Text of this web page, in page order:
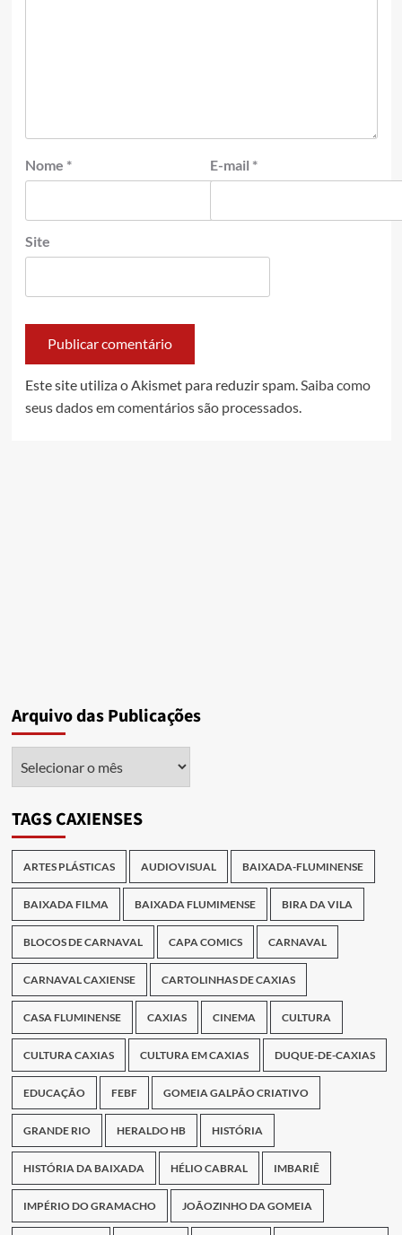
Nome * E-mail *
Site
Este site utiliza o Akismet para reduzir spam. Saiba como
seus dados em comentários são processados.
Arquivo das Publicações
TAGS CAXIENSES
ARTES PLÁSTICAS AUDIOVISUAL BAIXADA-FLUMINENSE
BAIXADA FILMA BAIXADA FLUMIMENSE BIRA DA VILA
BLOCOS DE CARNAVAL CAPA COMICS CARNAVAL
CARNAVAL CAXIENSE CARTOLINHAS DE CAXIAS
CASA FLUMINENSE CAXIAS CINEMA CULTURA
CULTURA CAXIAS CULTURA EM CAXIAS DUQUE-DE-CAXIAS
EDUCAÇÃO FEBF GOMEIA GALPÃO CRIATIVO
GRANDE RIO HERALDO HB HISTÓRIA
HISTÓRIA DA BAIXADA HÉLIO CABRAL IMBARIÊ
IMPÉRIO DO GRAMACHO JOÃOZINHO DA GOMEIA